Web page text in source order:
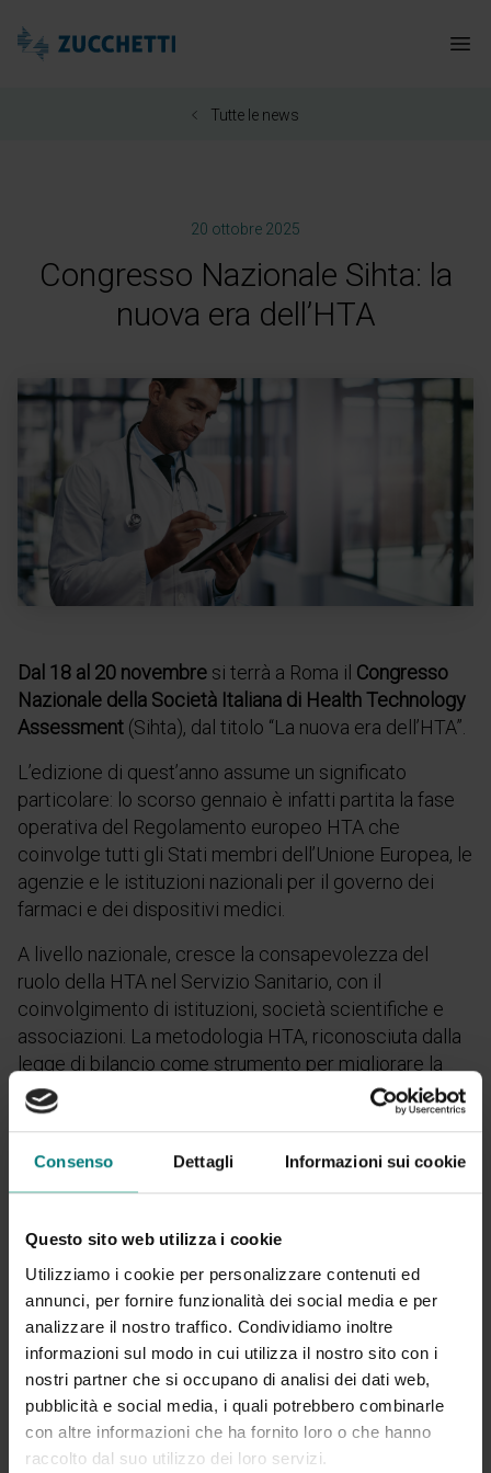
Consenso Dettagli Informazioni sui cookie
Questo sito web utilizza i cookie
Utilizziamo i cookie per personalizzare contenuti ed
annunci, per fornire funzionalità dei social media e per
analizzare il nostro traffico. Condividiamo inoltre
informazioni sul modo in cui utilizza il nostro sito con i
nostri partner che si occupano di analisi dei dati web,
pubblicità e social media, i quali potrebbero combinarle
con altre informazioni che ha fornito loro o che hanno
raccolto dal suo utilizzo dei loro servizi.
Zucchetti Healthcare
Tutte le news
20 ottobre 2025
Congresso Nazionale Sihta: la
nuova era dell’HTA
Dal 18 al 20 novembre si terrà a Roma il Congresso
Nazionale della Società Italiana di Health Technology
Assessment (Sihta), dal titolo “La nuova era dell’HTA”.
L’edizione di quest’anno assume un significato
particolare: l o scorso gennaio è infatti partita la fase
operativa del Regolamento europeo HTA che
coinvolge tutti gli Stati membri dell’Unione Europea, le
agenzie e le istituzioni nazionali per il governo dei
farmaci e dei dispositivi medici.
A livello nazionale, cresce la consapevolezza del
ruolo della HTA nel Servizio Sanitario, con il
coinvolgimento di istituzioni, società scientifiche e
associazioni. La metodologia HTA, riconosciuta dalla
legge di bilancio come strumento per migliorare la
qualità e l’efficienza dei servizi di erogazione di
assistenza e cura, vede Agenas sviluppare il
processo di valutazione clinica congiunta.
sfide, riunendo esperti, decisori e stakeholder per
delineare il futuro della valutazione delle tecnologie
sanitarie.
Nel pomeriggio del 18 novembre, alle ore 17, saremo
presenti anche noi per portare il nostro contributo al
simposio “Governare i servizi nelle RSA attraverso
dati e indicatori: l’esperienza Minerva”. Un’occasione
per illustrare il nostro progetto di ricerca per la